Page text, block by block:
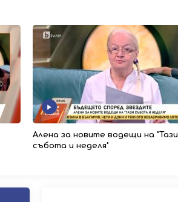
Алена за новите водещи на "Тази
събота и неделя"